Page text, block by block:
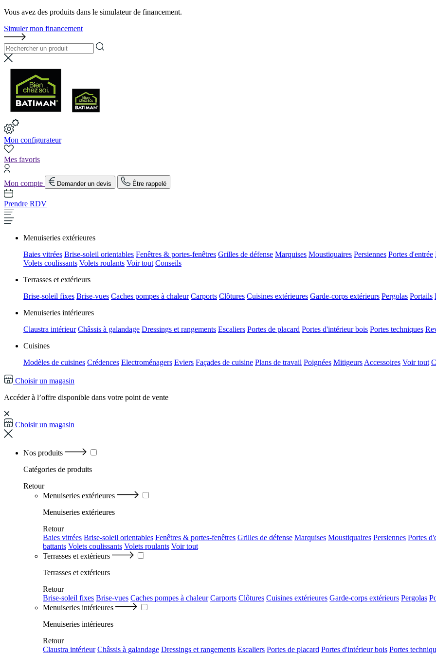
Vous avez des produits dans le simulateur de financement.
Simuler mon financement
Mon configurateur
Mes favoris
Mon compte Demander un devis Être rappelé
Prendre RDV
Menuiseries extérieures
Baies vitrées Brise-soleil orientables Fenêtres & portes-fenêtres Grilles de défense Marquises Moustiquaires Persiennes Portes d'entrée
Volets coulissants Volets roulants Voir tout Conseils
Terrasses et extérieurs
Brise-soleil fixes Brise-vues Caches pompes à chaleur Carports Clôtures Cuisines extérieures Garde-corps extérieurs Pergolas Portails
Menuiseries intérieures
Claustra intérieur Châssis à galandage Dressings et rangements Escaliers Portes de placard Portes d'intérieur bois Portes techniques
Cuisines
Modèles de cuisines Crédences Electroménagers Eviers Façades de cuisine Plans de travail Poignées Mitigeurs Accessoires Voir tout
Choisir un magasin
Accéder à l’offre disponible dans votre point de vente
Choisir un magasin
Nos produits
Catégories de produits
Retour
Menuiseries extérieures
Menuiseries extérieures
Retour
Baies vitrées Brise-soleil orientables Fenêtres & portes-fenêtres Grilles de défense Marquises Moustiquaires Persiennes Portes
battants Volets coulissants Volets roulants Voir tout
Terrasses et extérieurs
Terrasses et extérieurs
Retour
Brise-soleil fixes Brise-vues Caches pompes à chaleur Carports Clôtures Cuisines extérieures Garde-corps extérieurs Pergolas
Menuiseries intérieures
Menuiseries intérieures
Retour
Claustra intérieur Châssis à galandage Dressings et rangements Escaliers Portes de placard Portes d'intérieur bois Portes